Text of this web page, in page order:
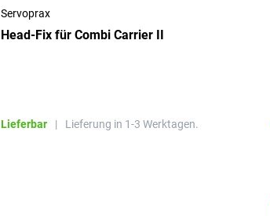
Servoprax
Head-Fix für Combi Carrier II
Lieferbar | Lieferung in 1-3 Werktagen.